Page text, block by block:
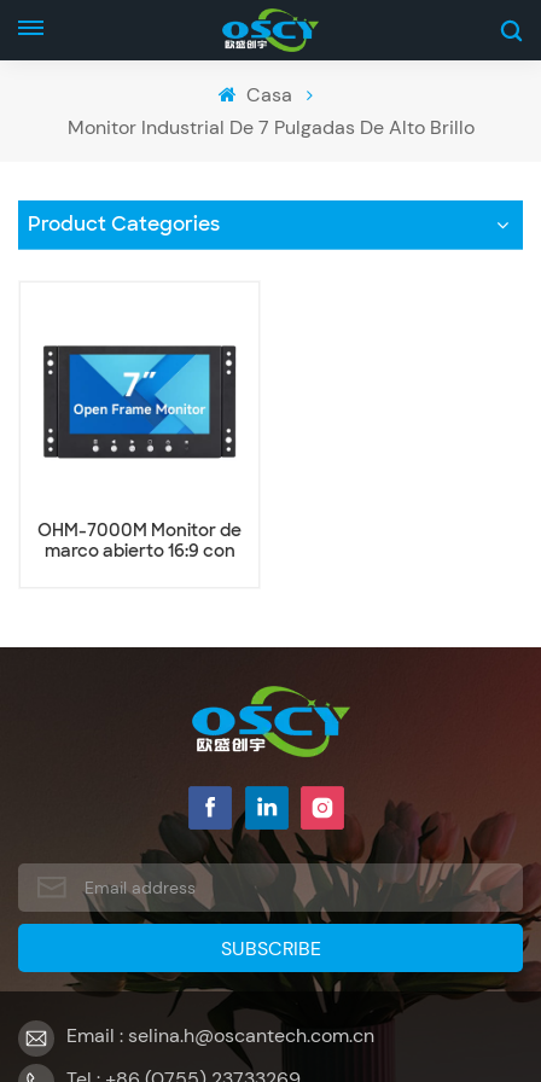
Casa
Monitor Industrial De 7 Pulgadas De Alto Brillo
Product Categories
OHM-7000M Monitor de
marco abierto 16:9 con
Email : selina.h@oscantech.com.cn